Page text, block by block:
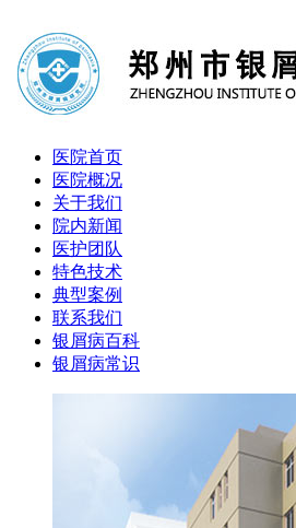
医院首页
医院概况
关于我们
院内新闻
医护团队
特色技术
典型案例
联系我们
银屑病百科
银屑病常识